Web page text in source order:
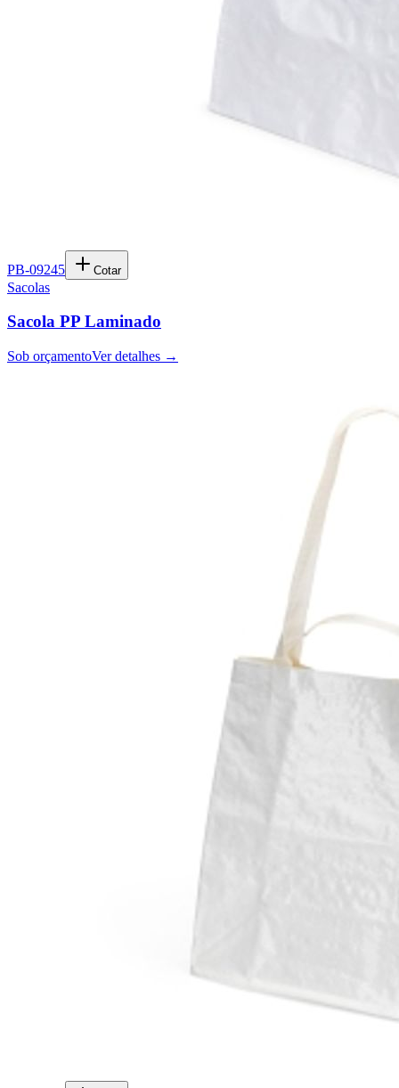
PB-09245 Cotar
Sacolas
Sacola PP Laminado
Sob orçamentoVer detalhes →